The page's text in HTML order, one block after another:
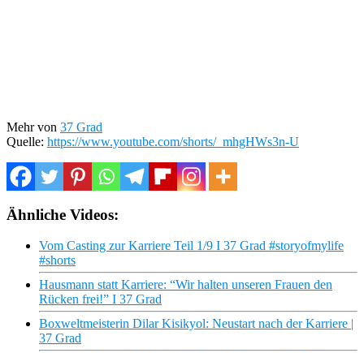
Mehr von 37 Grad
Quelle: https://www.youtube.com/shorts/_mhgHWs3n-U
Ähnliche Videos:
Vom Casting zur Karriere Teil 1/9 I 37 Grad #storyofmylife
#shorts
Hausmann statt Karriere: “Wir halten unseren Frauen den
Rücken frei!” I 37 Grad
Boxweltmeisterin Dilar Kisikyol: Neustart nach der Karriere |
37 Grad